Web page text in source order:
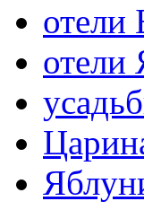
отели
отели